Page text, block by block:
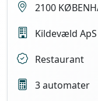
2100
Kildevæld ApS
Restaurant
3 automater